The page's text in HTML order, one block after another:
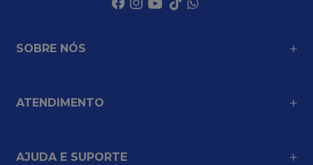
SOBRE NÓS
ATENDIMENTO
AJUDA E SUPORTE